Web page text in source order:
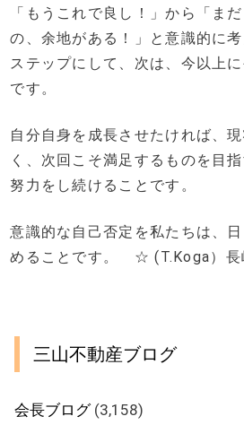
「もうこれで良し！」から「ま
の、余地がある！」と意識的に
ステップにして、次は、今以上
です。
自分自身を成長させたければ、
く、次回こそ満足するものを目
努力をし続けることです。
意識的な自己否定を私たちは、
めることです。 ☆ (T.Koga）長
三山不動産ブログ
会長ブログ(3,158)